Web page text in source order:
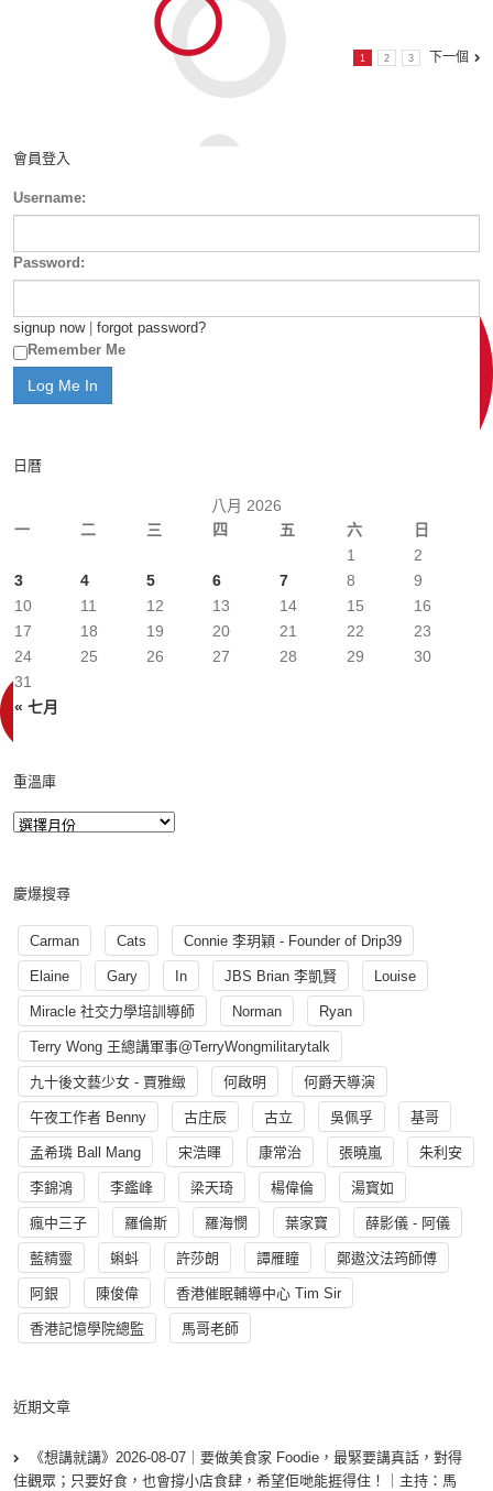
1 2 3 下一個
會員登入
Username:
Password:
signup now| forgot password?
Remember Me
日曆
八月 2026
一
二 三 四 五 六 日
« 七月
1
2
3
4 5 6 7 8
9
10
11 12 13 14 15
16
17
18 19 20 21 22
23
24
25 26 27 28 29
30
31
重溫庫
慶爆搜尋
Carman Cats Connie 李玥穎 - Founder of Drip39
Elaine Gary In JBS Brian 李凱賢 Louise
Miracle 社交力學培訓導師 Norman Ryan
Terry Wong 王總講軍事@TerryWongmilitarytalk
九十後文藝少女 - 賈雅緻 何啟明 何爵天導演
午夜工作者 Benny 古庄辰 古立 吳佩孚 基哥
孟希璘 Ball Mang 宋浩暉 康常治 張曉嵐 朱利安
李錦鴻 李鑑峰 梁天琦 楊偉倫 湯寳如
瘋中三子 羅倫斯 羅海憫 葉家寶 薛影儀 - 阿儀
藍精靈 蝌蚪 許莎朗 譚雁瞳 鄭遨汶法筠師傅
阿銀 陳俊偉 香港催眠輔導中心 Tim Sir
香港記憶學院總監 馬哥老師
近期文章
《想講就講》2026-08-07｜要做美食家 Foodie，最緊要講真話，對得
住觀眾；只要好食，也會撐小店食肆，希望佢哋能捱得住！｜主持：馬